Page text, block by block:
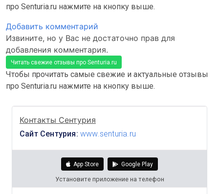
про Senturia.ru нажмите на кнопку выше.
Добавить комментарий
Извините, но у Вас не достаточно прав для
добавления комментария.
Читать свежие отзывы про Senturia.ru
Чтобы прочитать самые свежие и актуальные отзывы
про Senturia.ru нажмите на кнопку выше.
Контакты Сентурия
Сайт Сентурия: www.senturia.ru
App Store Google Play
Установите приложение на телефон